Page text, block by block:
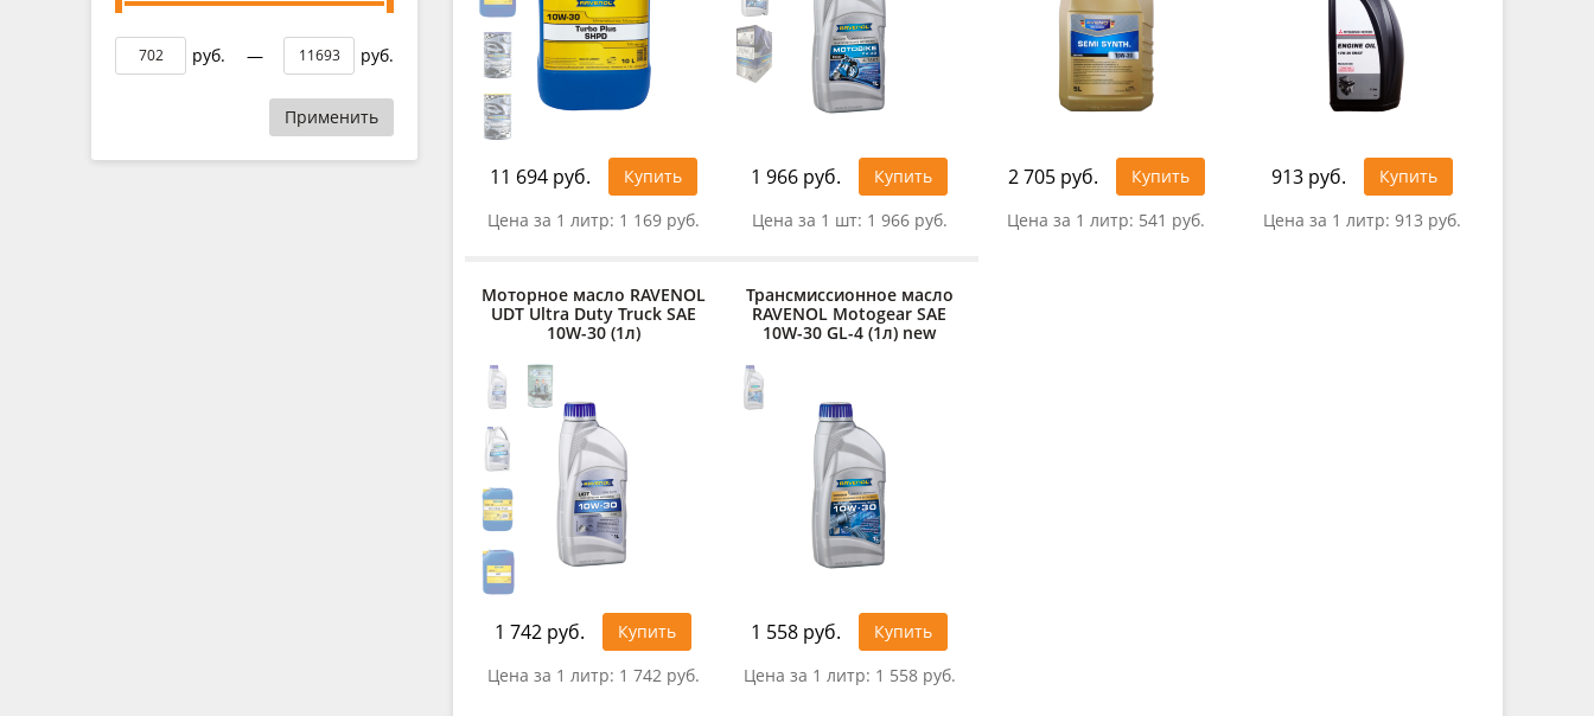
руб. — руб.
Применить
11 694 руб.
Купить
Цена за 1 литр: 1 169 руб.
1 966 руб.
Купить
Цена за 1 шт: 1 966 руб.
2 705 руб.
Купить
Цена за 1 литр: 541 руб.
913 руб.
Купить
Цена за 1 литр:913 руб.
Моторное масло RAVENOL
UDT Ultra Duty Truck SAE
10W-30 (1л)
1 742 руб.
Купить
Цена за 1 литр: 1 742 руб.
Трансмиссионное масло
RAVENOL Motogear SAE
10W-30 GL-4 (1л) new
1 558 руб.
Купить
Цена за 1 литр: 1 558 руб.